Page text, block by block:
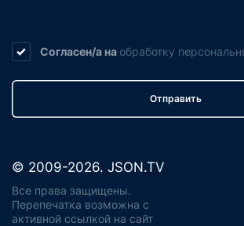
Согласен/а на обработку
Отправить
© 2009-2026. JSON.TV
Все права защищены.
Перепечатка возможна с
активной ссылкой на сайт